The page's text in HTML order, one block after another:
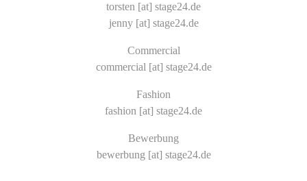
torsten [at] stage24.de
jenny [at] stage24.de
Commercial
commercial [at] stage24.de
Fashion
fashion [at] stage24.de
Bewerbung
bewerbung [at] stage24.de